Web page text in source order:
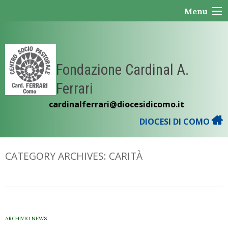
Menu
Fondazione Cardinal A.
Ferrari
cardinalferrari@diocesidicomo.it
DIOCESI DI COMO
CATEGORY ARCHIVES: CARITÀ
ARCHIVIO NEWS